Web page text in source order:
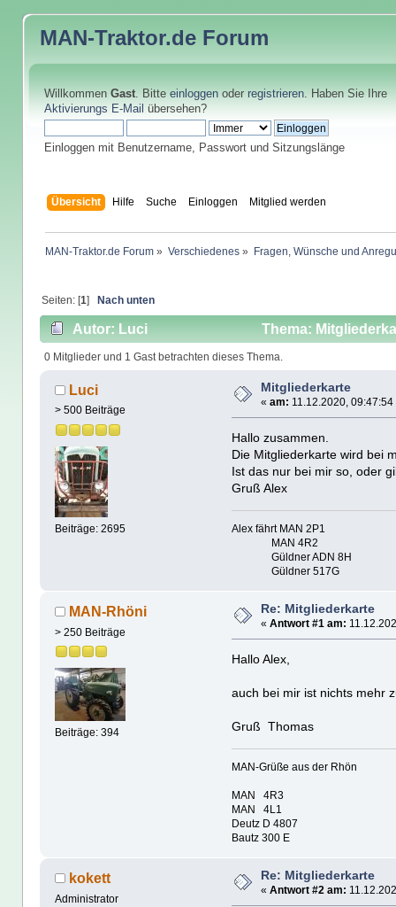
MAN-Traktor.de Forum
Willkommen Gast. Bitte einloggenoder registrieren. Haben Sie Ihre
Aktivierungs E-Mail übersehen?
Einloggen mit Benutzername, Passwort und Sitzungslänge
Übersicht Hilfe Suche Einloggen Mitglied werden
MAN-Traktor.de Forum » Verschiedenes » Fragen, Wünsche und
Seiten: [1] Nach unten
Autor: Luci Thema:
0 Mitglieder und 1 Gast betrachten dieses Thema.
Luci
> 500 Beiträge
Beiträge: 2695
Mitgliederkarte
« am: 11.12.2020, 09:47:54
Hallo zusammen.
Die Mitgliederkarte wird bei
Ist das nur bei mir so, oder
Gruß Alex
Alex fährt MAN 2P1
MAN 4R2
Güldner ADN 8H
Güldner 517G
MAN-Rhöni
> 250 Beiträge
Beiträge: 394
Re: Mitgliederkarte
« Antwort #1 am:
Hallo Alex,
auch bei mir ist nichts mehr
Gruß Thomas
MAN-Grüße aus der Rhön
MAN 4R3
MAN 4L1
Deutz D 4807
Bautz 300 E
kokett
Administrator
Re: Mitgliederkarte
« Antwort #2 am: